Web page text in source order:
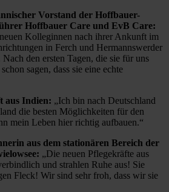
Vorstand der Hoffbauer-
Hoffbauer Care und EvB Care:
Kolleginnen nach ihrer Ankunft im
in Ferch und Hermannswerder
den ersten Tagen, die sie für uns
sagen, dass sie eine echte
aus Indien: „Ich bin nach Deutschland
die besten Möglichkeiten für den
mein Leben hier richtig aufbauen.“
aus dem stationären Bereich der
„Die neuen Pflegekräfte aus
und strahlen Ruhe aus! Sie
Fleck! Wir sind sehr froh, dass wir sie